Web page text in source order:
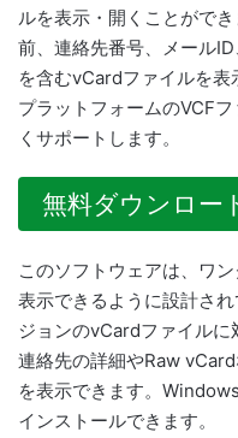
ルを表示・開くことがで
前、連絡先番号、メール
を含むvCardファイルを
プラットフォームのVCF
くサポートします。
無料ダウンロー
このソフトウェアは、ワ
表示できるように設計さ
ジョンのvCardファイルに
連絡先の詳細やRaw
を表示できます。
インストールできます。